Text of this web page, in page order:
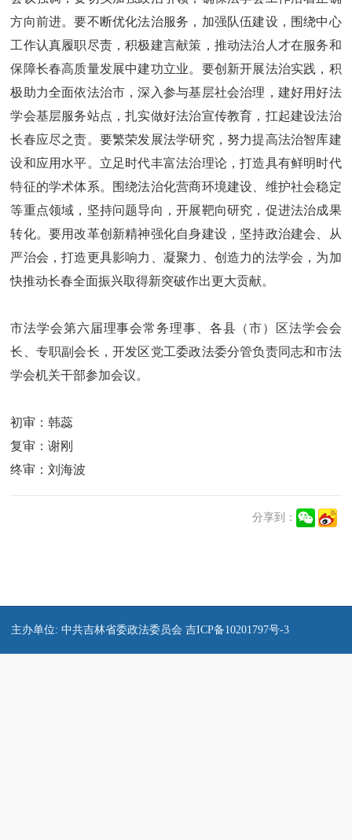
方向前进。要不断优化法治服务，加强队伍建设，围绕中心
工作认真履职尽责，积极建言献策，推动法治人才在服务和
保障长春高质量发展中建功立业。要创新开展法治实践，积
极助力全面依法治市，深入参与基层社会治理，建好用好法
学会基层服务站点，扎实做好法治宣传教育，扛起建设法治
长春应尽之责。要繁荣发展法学研究，努力提高法治智库建
设和应用水平。立足时代丰富法治理论，打造具有鲜明时代
特征的学术体系。围绕法治化营商环境建设、维护社会稳定
等重点领域，坚持问题导向，开展靶向研究，促进法治成果
转化。要用改革创新精神强化自身建设，坚持政治建会、从
严治会，打造更具影响力、凝聚力、创造力的法学会，为加
快推动长春全面振兴取得新突破作出更大贡献。
市法学会第六届理事会常务理事、各县（市）区法学会会
长、专职副会长，开发区党工委政法委分管负责同志和市法
学会机关干部参加会议。
初审：韩蕊
复审：谢刚
终审：刘海波
分享到：
主办单位: 中共吉林省委政法委员会 吉ICP备10201797号-3